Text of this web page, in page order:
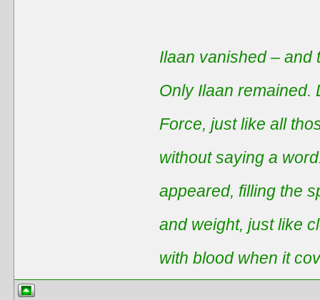
Ilaan vanished – and
Only Ilaan remained.
Force, just like all
without saying a
appeared, filling the
and weight, just like
with blood when it